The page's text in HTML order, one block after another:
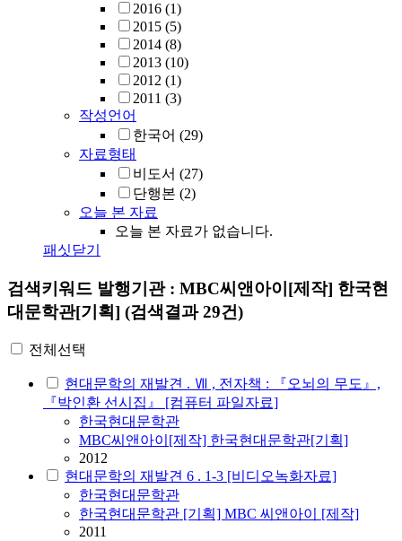
2016 (1)
2015 (5)
2014 (8)
2013 (10)
2012 (1)
2011 (3)
작성언어
한국어 (29)
자료형태
비도서 (27)
단행본 (2)
오늘 본 자료
오늘 본 자료가 없습니다.
패싯닫기
검색키워드 발행기관 : MBC씨앤아이[제작] 한국현
대문학관[기획] (검색결과 29건)
전체선택
현대문학의 재발견 . Ⅶ , 전자책 : 『오뇌의 무도』,
『박인환 선시집』 [컴퓨터 파일자료]
한국현대문학관
MBC씨앤아이[제작] 한국현대문학관[기획]
2012
현대문학의 재발견 6 . 1-3 [비디오녹화자료]
한국현대문학관
한국현대문학관 [기획] MBC 씨앤아이 [제작]
2011